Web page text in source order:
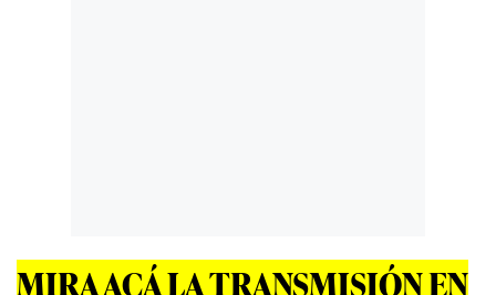
MIRA ACÁ LA TRANSMISIÓN EN